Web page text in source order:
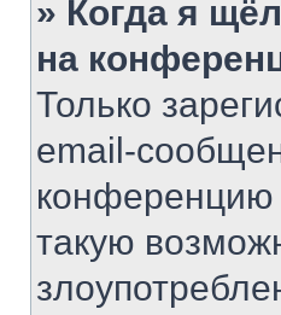
» Когда я
на
Только
email-
конференцию
такую